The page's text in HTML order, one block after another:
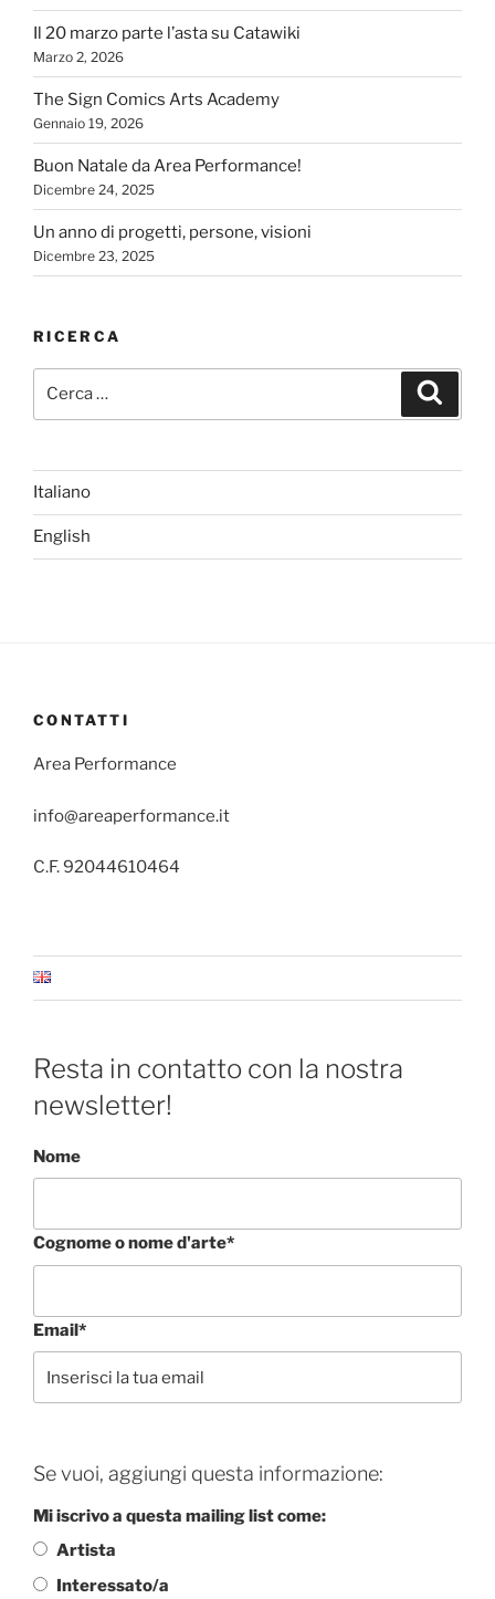
Il 20 marzo parte l’asta su Catawiki
Marzo 2, 2026
The Sign Comics Arts Academy
Gennaio 19, 2026
Buon Natale da Area Performance!
Dicembre 24, 2025
Un anno di progetti, persone, visioni
Dicembre 23, 2025
RICERCA
Italiano
English
CONTATTI
Area Performance
info@areaperformance.it
C.F. 92044610464
Resta in contatto con la nostra
newsletter!
Nome
Cognome o nome d'arte*
Email*
Se vuoi, aggiungi questa informazione:
Mi iscrivo a questa mailing list come:
Artista
Interessato/a